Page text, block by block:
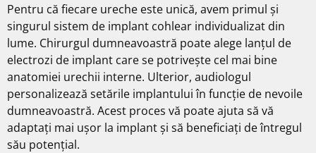
Pentru că fiecare ureche este unică, avem primul și
singurul sistem de implant cohlear individualizat din
lume. Chirurgul dumneavoastră poate alege lanțul de
electrozi de implant care se potrivește cel mai bine
anatomiei urechii interne. Ulterior, audiologul
personalizează setările implantului în funcție de nevoile
dumneavoastră. Acest proces vă poate ajuta să vă
adaptați mai ușor la implant și să beneficiați de întregul
său potențial.